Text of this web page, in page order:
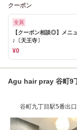
クーポン
全員
【クーポン相談◎】メニ
♪〔天王寺〕
¥0
Agu hair pray 谷町9
谷町九丁目駅5番出